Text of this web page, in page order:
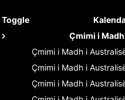
Toggle
Çmimi i
Çmimi i Madh i
Çmimi i Madh i
Çmimi i Madh i